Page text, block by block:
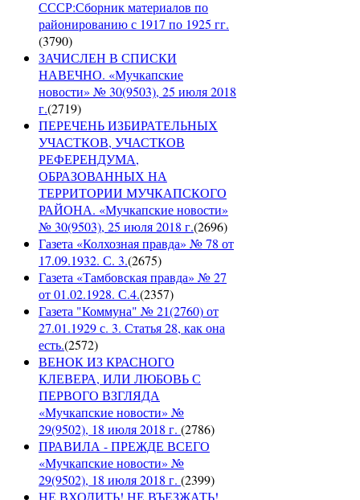
СССР:Сборник материалов по
районированию с 1917 по 1925 гг.
(3790)
ЗАЧИСЛЕН В СПИСКИ
НАВЕЧНО. «Мучкапские
новости» № 30(9503), 25 июля 2018
г.(2719)
ПЕРЕЧЕНЬ ИЗБИРАТЕЛЬНЫХ
УЧАСТКОВ, УЧАСТКОВ
РЕФЕРЕНДУМА,
ОБРАЗОВАННЫХ НА
ТЕРРИТОРИИ МУЧКАПСКОГО
РАЙОНА. «Мучкапские новости»
№ 30(9503), 25 июля 2018 г.(2696)
Газета «Колхозная правда» № 78 от
17.09.1932. С. 3.(2675)
Газета «Тамбовская правда» № 27
от 01.02.1928. С.4.(2357)
Газета "Коммуна" № 21(2760) от
27.01.1929 с. 3. Статья 28, как она
есть.(2572)
ВЕНОК ИЗ КРАСНОГО
КЛЕВЕРА, ИЛИ ЛЮБОВЬ С
ПЕРВОГО ВЗГЛЯДА
«Мучкапские новости» №
29(9502), 18 июля 2018 г. (2786)
ПРАВИЛА - ПРЕЖДЕ ВСЕГО
«Мучкапские новости» №
29(9502), 18 июля 2018 г. (2399)